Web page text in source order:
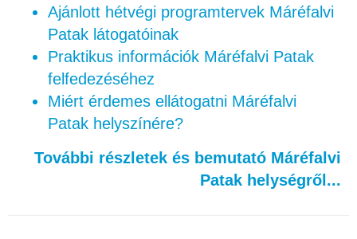
Ajánlott hétvégi programtervek Máréfalvi
Patak látogatóinak
Praktikus információk Máréfalvi Patak
felfedezéséhez
Miért érdemes ellátogatni Máréfalvi
Patak helyszínére?
További részletek és bemutató Máréfalvi
Patak helységről...